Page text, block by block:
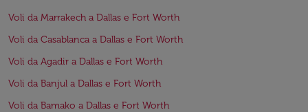
Voli da Marrakech a Dallas e Fort Worth
Voli da Casablanca a Dallas e Fort Worth
Voli da Agadir a Dallas e Fort Worth
Voli da Banjul a Dallas e Fort Worth
Voli da Bamako a Dallas e Fort Worth